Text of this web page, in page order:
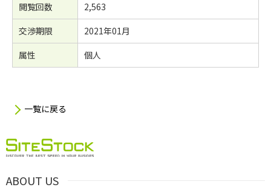
閲覧回数
2,563
交渉期限
2021年01月
属性
個人
一覧に戻る
ABOUT US